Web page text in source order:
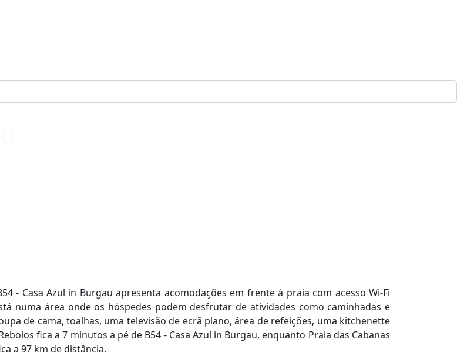
- Casa Azul in Burgau apresenta acomodações em frente à praia com acesso Wi-Fi
numa área onde os hóspedes podem desfrutar de atividades como caminhadas e
de cama, toalhas, uma televisão de ecrã plano, área de refeições, uma kitchenette
fica a 7 minutos a pé de B54 - Casa Azul in Burgau, enquanto Praia das Cabanas
a 97 km de distância.